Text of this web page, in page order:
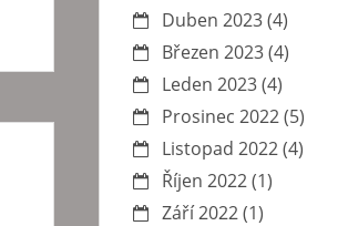
Duben 2023(4)
Březen 2023(4)
Leden 2023(4)
Prosinec 2022(5)
Listopad 2022(4)
Říjen 2022(1)
Září 2022(1)